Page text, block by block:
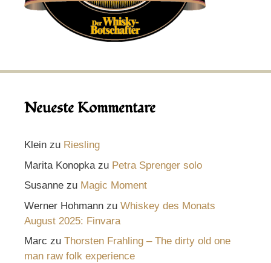
Neueste Kommentare
Klein zu Riesling
Marita Konopkazu Petra Sprenger solo
Susanne zu Magic Moment
Werner Hohmann zu Whiskey des Monats
August 2025: Finvara
Marc zu Thorsten Frahling – The dirty old one
man raw folk experience